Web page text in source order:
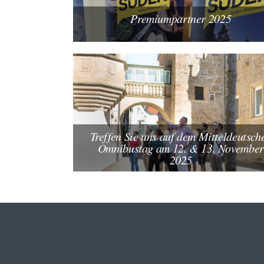
Premiumpartner 2025
Treffen Sie uns auf dem
Omnibustag am 12. & 13. November
2025